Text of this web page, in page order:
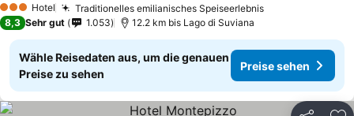
3 SterneHotel Traditionelles emilianisches Speiseerlebnis
8,3 Sehr gut 1.053 12.2 km bis Lago di Suviana
Wähle Reisedaten aus, um die genauen
Preise zu sehen
Preise sehen